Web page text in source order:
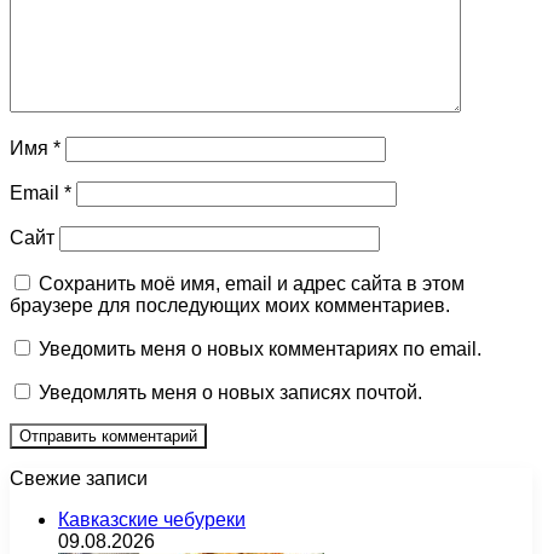
Имя *
Email *
Сайт
Сохранить моё имя, email и адрес сайта в этом
браузере для последующих моих комментариев.
Уведомить меня о новых комментариях по email.
Уведомлять меня о новых записях почтой.
Свежие записи
Кавказские чебуреки
09.08.2026